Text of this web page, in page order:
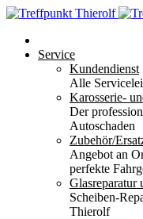
Service
Kundendienst
Alle
Karosserie-
Der
Autoschaden
Zubehör/
Angebot an
perfekte
Glasreparatur
Scheiben-
Thierolf